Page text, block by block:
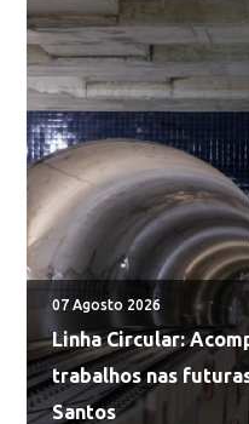
07 Agosto 2026
Linha Circular:
trabalhos nas
Santos